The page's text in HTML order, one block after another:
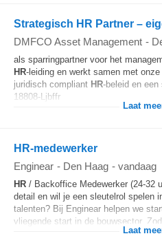
Strategisch HR Partner –
DMFCO Asset Management -
als sparringpartner voor het
HR-leiding en werkt samen met onze
juridisch compliant HR-beleid en
18808-Ljbffr
Laat
HR-medewerker
Enginear - Den Haag - vandaag
HR / Backoffice Medewerker (24-32
detail en wil je een sleutelrol spelen
talenten? Bij Enginear helpen we
vliegende start in de bouwsector.
Laat